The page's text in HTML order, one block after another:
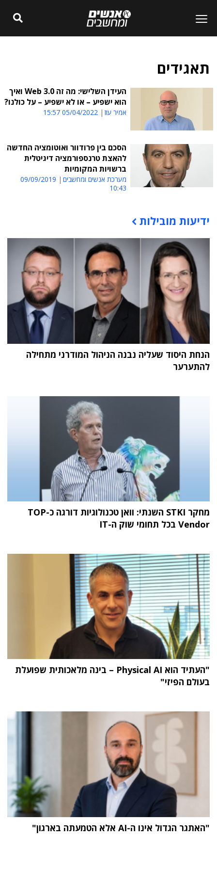
תאגידים
העידן השלישי: מה זה Web 3.0 ואיך
הוא ישפיע – או לא ישפיע – על כולנו?
אמיר עוז 05/04/2022 15:57
הסכם בין פרודוור ואוטומציה החדשה
להאצת טרנספורמציה דיגיטלית
ברשויות המקומיות
מערכת אנשים ומחשבים
09/09/2019
10:43
תוכן פרסומי
ידיעות מובילות
הנחת היסוד שעליה נבנה הניהול המודרני מתחילה
להתערער
מחקר STKI השנתי: וואן טכנולוגיות דורגה כ-TOP
Vendor בכל תחומי שוק ה-IT
"העתיד הוא Physical AI – בינה מלאכותית שפועלת
בעולם הפיזי"
"האתגר הגדול אינו ה-AI אלא הטמעתה בארגון"